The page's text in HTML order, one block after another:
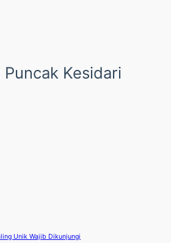
Puncak Kesidari
Unik Wajib Dikunjungi